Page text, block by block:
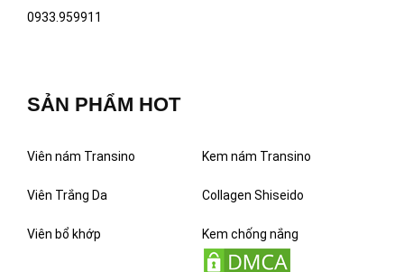
0933.959911
SẢN PHẨM HOT
Viên nám Transino Kem nám Transino
Viên Trắng Da Collagen Shiseido
Viên bổ khớp Kem chống nắng